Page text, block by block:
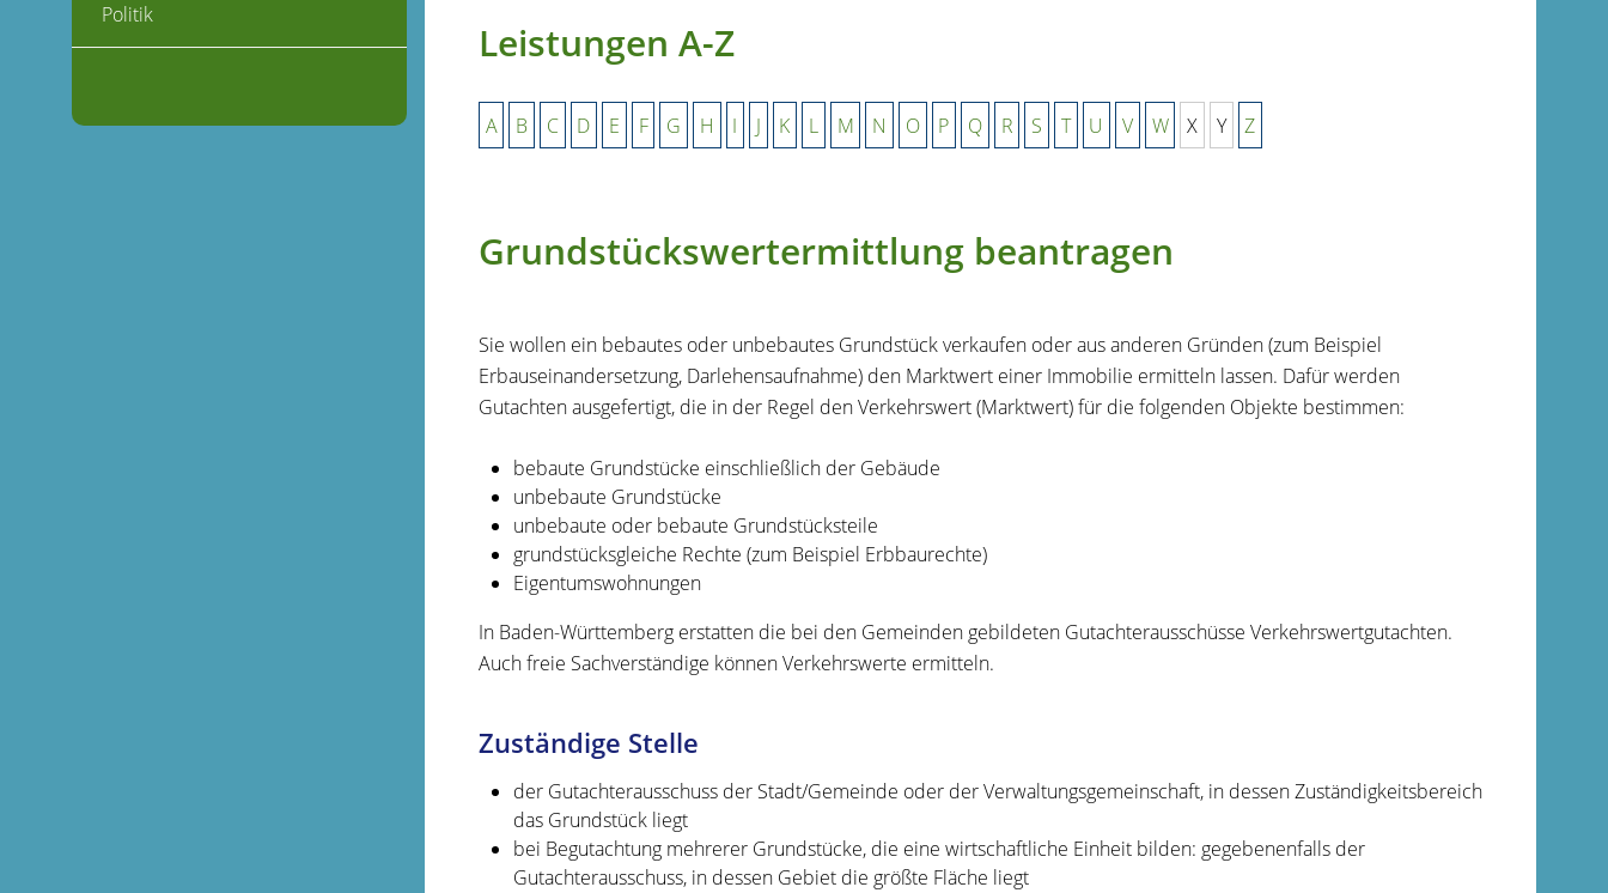
Leistungen A-Z
A B C D E F G H I J K L M N O P Q R S T U V W X Y Z
Grundstückswertermittlung beantragen
Sie wollen ein bebautes oder unbebautes Grundstück verkaufen oder aus anderen Gründen(zum Beispiel
Erbauseinandersetzung, Darlehensaufnahme)den Marktwert einer Immobilie ermitteln lassen. Dafür werden
Gutachten ausgefertigt, die in der Regel den Verkehrswert (Marktwert) für die folgenden Objekte bestimmen:
bebaute Grundstücke einschließlich der Gebäude
unbebaute Grundstücke
unbebaute oder bebaute Grundstücksteile
grundstücksgleiche Rechte (zum Beispiel Erbbaurechte)
Eigentumswohnungen
In Baden-Württemberg erstatten die bei den Gemeinden gebildeten Gutachterausschüsse Verkehrswertgutachten.
Auch freie Sachverständige können Verkehrswerte ermitteln.
Zuständige Stelle
der Gutachterausschuss der Stadt/Gemeinde oder der Verwaltungsgemeinschaft, in dessen Zuständigkeitsbereich
das Grundstück liegt
bei Begutachtung mehrerer Grundstücke, die eine wirtschaftliche Einheit bilden: gegebenenfalls der
Gutachterausschuss, in dessen Gebiet die größte Fläche liegt
Politik